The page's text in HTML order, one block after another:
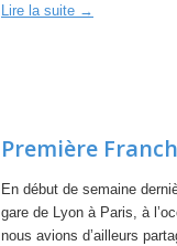
Lire la suite →
Première
En début de semaine
gare de Lyon à Paris, à
nous avions d’ailleurs